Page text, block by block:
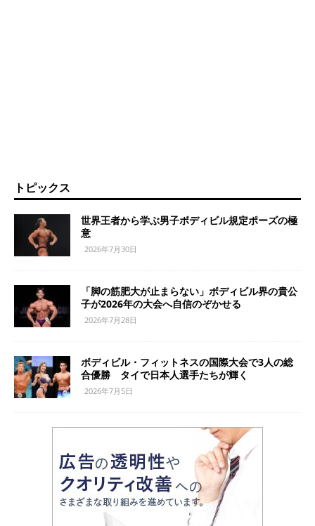
トピックス
世界王者から学ぶ男子ボディビル規定ポーズの極
意
2026年7月30日
「脚の筋肥大が止まらない」ボディビル界の貴公
子が2026年の大会へ自信のぞかせる
2026年7月28日
ボディビル・フィットネスの国際大会で3人の総
合優勝 タイで日本人選手たちが輝く
2026年7月5日